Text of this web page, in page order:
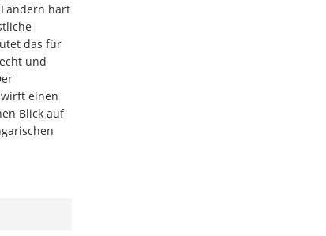
hart
das für
und
wirft einen
Blick auf